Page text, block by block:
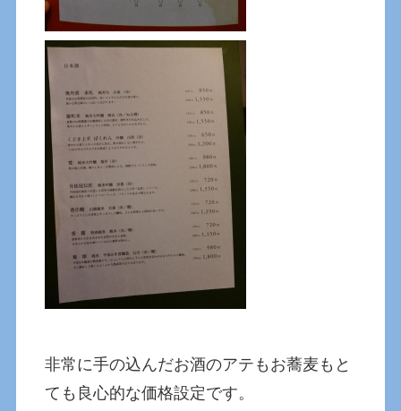
非常に手の込んだお酒のアテもお蕎麦もと
ても良心的な価格設定です。